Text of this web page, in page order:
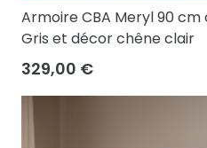
Armoire CBA Meryl 90
Gris et décor chêne clair
329,00 €